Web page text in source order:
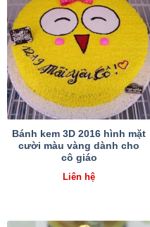
Bánh kem 3D 2016 hình mặt
cười màu vàng dành cho
cô giáo
Liên hệ